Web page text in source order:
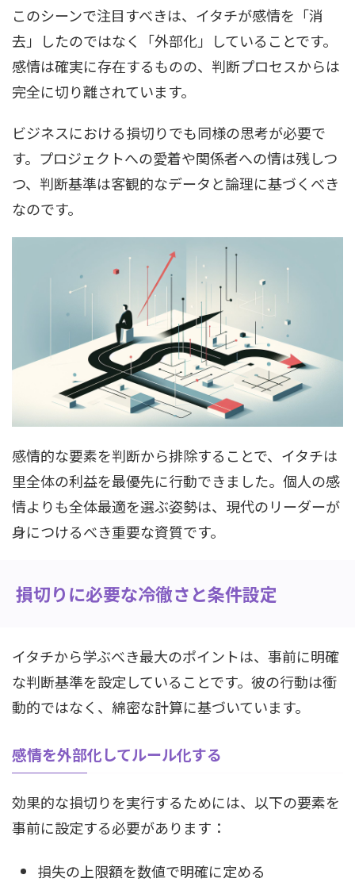
このシーンで注目すべきは、イタチが感情を「消
去」したのではなく「外部化」していることです。
感情は確実に存在するものの、判断プロセスからは
完全に切り離されています。
ビジネスにおける損切りでも同様の思考が必要で
す。プロジェクトへの愛着や関係者への情は残しつ
つ、判断基準は客観的なデータと論理に基づくべき
なのです。
感情的な要素を判断から排除することで、イタチは
里全体の利益を最優先に行動できました。個人の感
情よりも全体最適を選ぶ姿勢は、現代のリーダーが
身につけるべき重要な資質です。
損切りに必要な冷徹さと条件設定
イタチから学ぶべき最大のポイントは、事前に明確
な判断基準を設定していることです。彼の行動は衝
動的ではなく、綿密な計算に基づいています。
感情を外部化してルール化する
効果的な損切りを実行するためには、以下の要素を
事前に設定する必要があります：
損失の上限額を数値で明確に定める